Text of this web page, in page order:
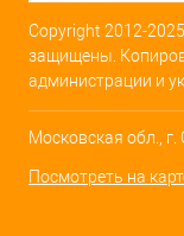
Copyright 2012-
защищены.
администрации и
Московская обл.,
Посмотреть на